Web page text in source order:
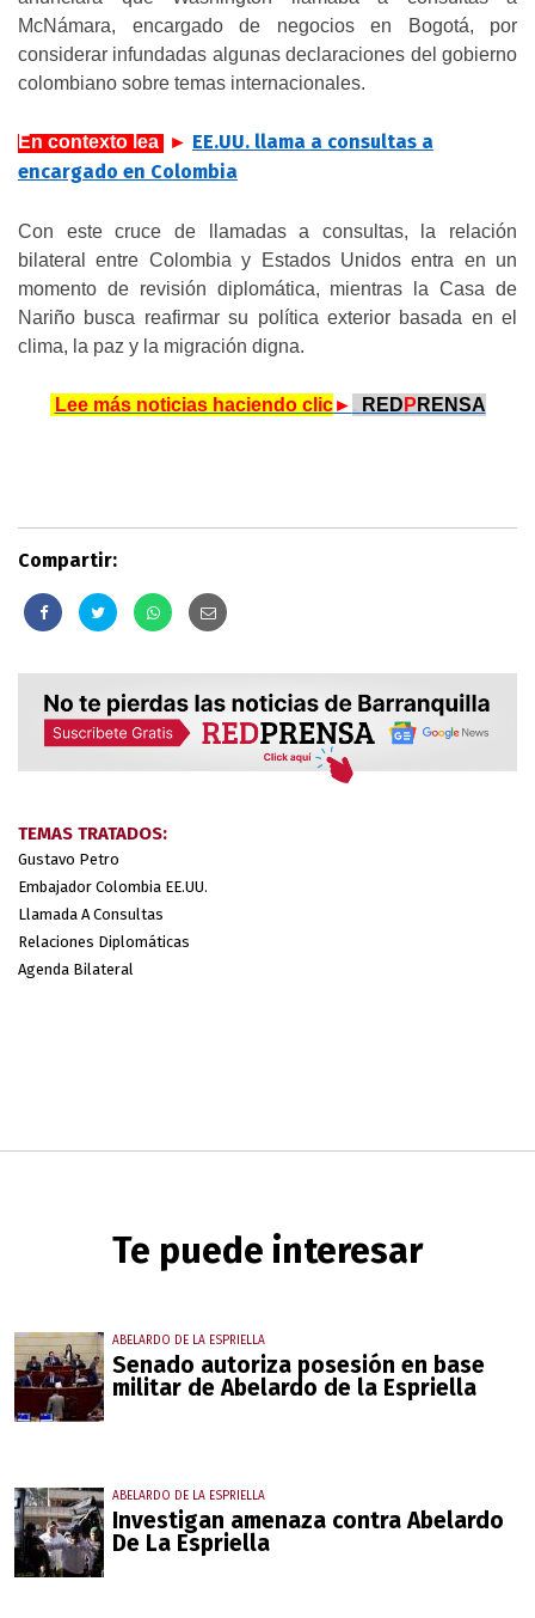
McNámara, encargado de negocios en Bogotá, por
considerar infundadas algunas declaraciones del gobierno
colombiano sobre temas internacionales.
En contexto lea ► EE.UU. llama a consultas a
encargado en Colombia
Con este cruce de llamadas a consultas, la relación
bilateral entre Colombia y Estados Unidos entra en un
momento de revisión diplomática, mientras la Casa de
Nariño busca reafirmar su política exterior basada en el
clima, la paz y la migración digna.
Lee más noticias haciendo clic► RED P RENSA
Compartir:
TEMAS TRATADOS:
Gustavo Petro
Embajador Colombia EE.UU.
Llamada A Consultas
Relaciones Diplomáticas
Agenda Bilateral
Te puede interesar
ABELARDO DE LA ESPRIELLA
Senado autoriza posesión en base
militar de Abelardo de la Espriella
ABELARDO DE LA ESPRIELLA
Investigan amenaza contra Abelardo
De La Espriella